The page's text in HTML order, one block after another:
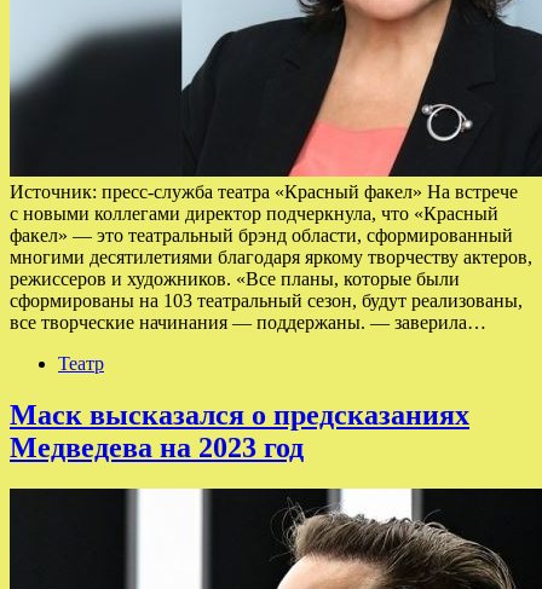
Источник: пресс-служба театра «Красный факел» На встрече
с новыми коллегами директор подчеркнула, что «Красный
факел» — это театральный брэнд области, сформированный
многими десятилетиями благодаря яркому творчеству актеров,
режиссеров и художников. «Все планы, которые были
сформированы на 103 театральный сезон, будут реализованы,
все творческие начинания — поддержаны. — заверила…
Театр
Маск высказался о предсказаниях
Медведева на 2023 год